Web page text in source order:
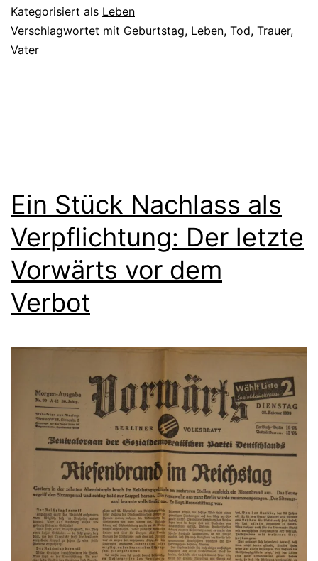
Kategorisiert als Leben
Verschlagwortet mit Geburtstag, Leben, Tod, Trauer,
Vater
Ein Stück Nachlass als
Verpflichtung: Der letzte
Vorwärts vor dem
Verbot